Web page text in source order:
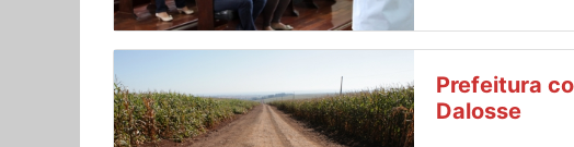
Prefeitura
Dalosse